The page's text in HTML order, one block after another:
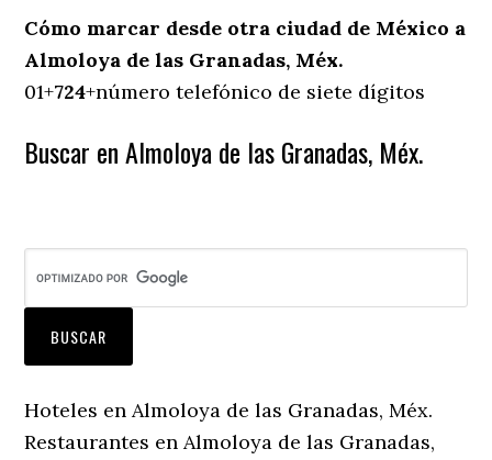
Cómo marcar desde otra ciudad de México a
Almoloya de las Granadas, Méx.
01+724+número telefónico de siete dígitos
Buscar en Almoloya de las Granadas, Méx.
Hoteles en Almoloya de las Granadas, Méx.
Restaurantes en Almoloya de las Granadas,